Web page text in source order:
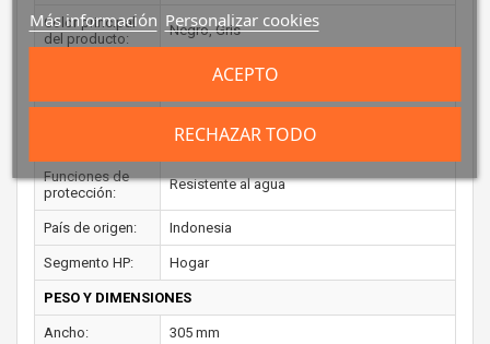
Color principal
del producto:
Negro, Gris
Universal
Monocromo
Funciones de
protección:
Resistente al agua
País de origen: Indonesia
Segmento HP: Hogar
PESO Y DIMENSIONES
Ancho: 305 mm
Más información Personalizar cookies
RECHAZAR TODO
ACEPTO